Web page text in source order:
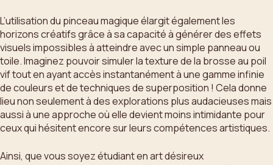
L’utilisation du pinceau magique élargit également les
horizons créatifs grâce à sa capacité à générer des effets
visuels impossibles à atteindre avec un simple panneau ou
toile. Imaginez pouvoir simuler la texture de la brosse au poil
vif tout en ayant accès instantanément à une gamme infinie
de couleurs et de techniques de superposition ! Cela donne
lieu non seulement à des explorations plus audacieuses mais
aussi à une approche où elle devient moins intimidante pour
ceux qui hésitent encore sur leurs compétences artistiques.
Ainsi, que vous soyez étudiant en art désireux